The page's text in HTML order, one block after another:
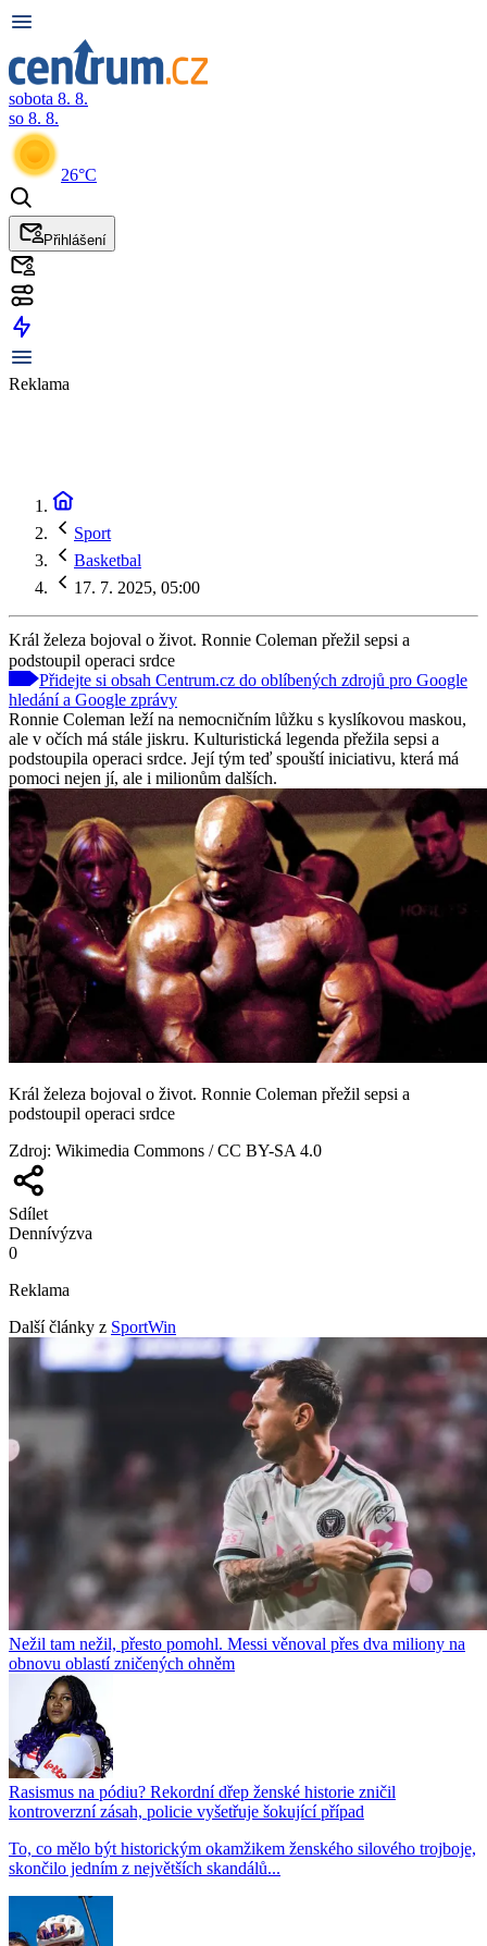
sobota 8. 8.
so 8. 8.
26°C
Přihlášení
Reklama
Sport
Basketbal
17. 7. 2025, 05:00
Král železa bojoval o život. Ronnie Coleman přežil sepsi a
podstoupil operaci srdce
Přidejte si obsah Centrum.cz do oblíbených zdrojů pro Google
hledání a Google zprávy
Ronnie Coleman leží na nemocničním lůžku s kyslíkovou maskou,
ale v očích má stále jiskru. Kulturistická legenda přežila sepsi a
podstoupila operaci srdce. Její tým teď spouští iniciativu, která má
pomoci nejen jí, ale i milionům dalších.
Král železa bojoval o život. Ronnie Coleman přežil sepsi a
podstoupil operaci srdce
Zdroj: Wikimedia Commons / CC BY-SA 4.0
Sdílet
Dennívýzva
0
Reklama
Další články z SportWin
Nežil tam nežil, přesto pomohl. Messi věnoval přes dva miliony na
obnovu oblastí zničených ohněm
Rasismus na pódiu? Rekordní dřep ženské historie zničil
kontroverzní zásah, policie vyšetřuje šokující případ
To, co mělo být historickým okamžikem ženského silového trojboje,
skončilo jedním z největších skandálů...